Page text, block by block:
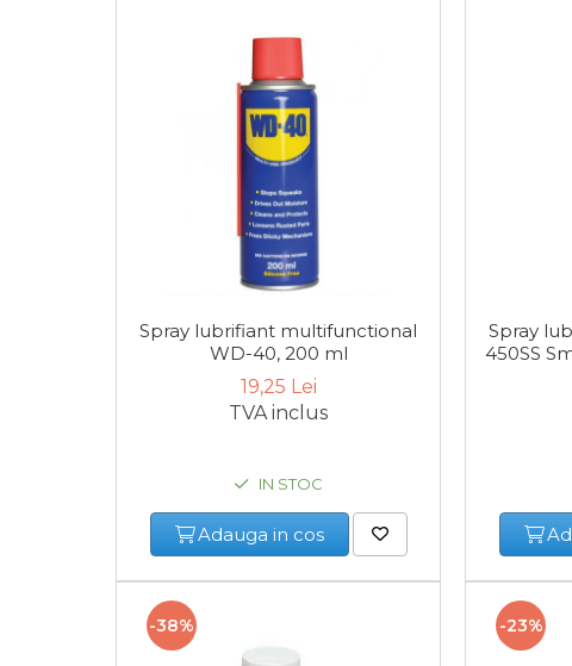
Set / trusa chei tubulare
Multimetru Digital
Spray lubrifiant multifunctional
WD-40, 200 ml
19,25 Lei
TVA inclus
IN STOC
Adauga in cos
-38%
Spray
450SS
-23%